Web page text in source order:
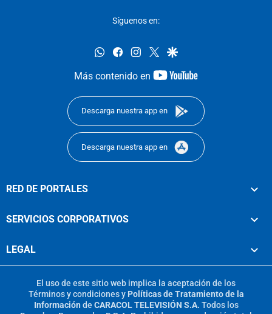
Síguenos en:
whatsappfacebookinstagram
twittergoogle
Más contenido en
youtube-
Descarga nuestra app en
Descarga nuestra app en
RED DE PORTALES
SERVICIOS CORPORATIVOS
LEGAL
El uso de este sitio web implica la aceptación de los
Términos y condicionesy Políticas de Tratamiento de la
Información de CARACOL TELEVISIÓN S.A. Todos los